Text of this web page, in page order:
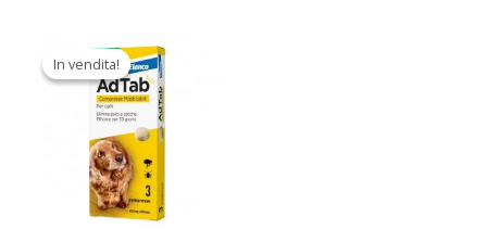
In vendita!
In vendita!
prezzo
originale
era:
43,30 €.